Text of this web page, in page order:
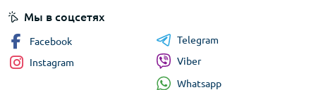
Мы в соцсетях
Facebook
Instagram
Telegram
Viber
Whatsapp